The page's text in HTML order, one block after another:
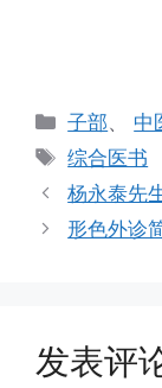
分
类
子部、 中
标
签
综合医书
杨永泰先
形色外诊
发表评